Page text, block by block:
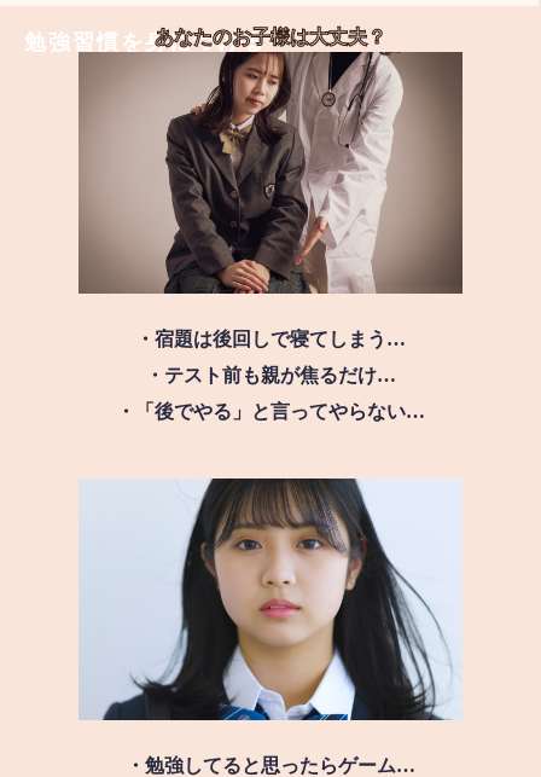
勉強習慣を身につける
あなたのお子様は大丈夫？
・宿題は後回しで寝てしまう…
・テスト前も親が焦るだけ…
・「後でやる」と言ってやらない…
・勉強してると思ったらゲーム…